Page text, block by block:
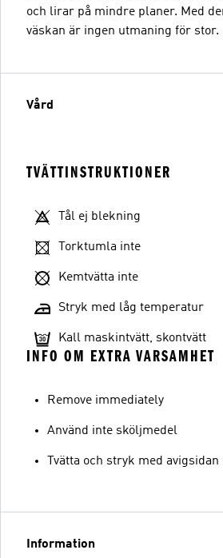
och lirar på mindre planer. Med
väskan är ingen utmaning för stor.
Vård
TVÄTTINSTRUKTIONER
Tål ej blekning
Torktumla inte
Kemtvätta inte
Stryk med låg temperatur
Kall maskintvätt, skontvätt
INFO OM EXTRA VARSAMHET
Remove immediately
Använd inte sköljmedel
Tvätta och stryk med avigsidan
Information